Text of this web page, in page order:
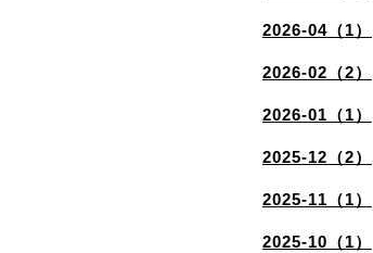
2026-04（1）
2026-02（2）
2026-01（1）
2025-12（2）
2025-11（1）
2025-10（1）